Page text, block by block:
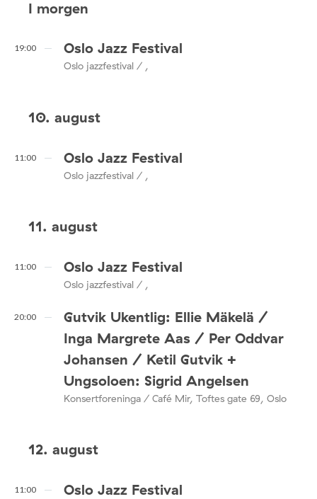
I morgen
19:00 Oslo Jazz Festival
Oslo jazzfestival / ,
10. august
11:00 Oslo Jazz Festival
Oslo jazzfestival / ,
11. august
11:00 Oslo Jazz Festival
Oslo jazzfestival / ,
20:00
Gutvik Ukentlig: Ellie Mäkelä /
Inga Margrete Aas / Per Oddvar
Johansen / Ketil Gutvik +
Ungsoloen: Sigrid Angelsen
Konsertforeninga / Café Mir, Toftes gate 69, Oslo
12. august
11:00 Oslo Jazz Festival